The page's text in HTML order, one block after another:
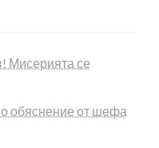
Мисерията се
обяснение от шефа